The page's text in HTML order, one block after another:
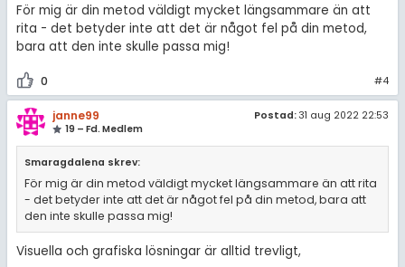
För mig är din metod väldigt mycket längsammare än att
rita - det betyder inte att det är något fel på din metod,
bara att den inte skulle passa mig!
0 #4
janne99
19 – Fd. Medlem
Postad: 31 aug 2022 22:53
Smaragdalena skrev:
För mig är din metod väldigt mycket längsammare än att rita
- det betyder inte att det är något fel på din metod, bara att
den inte skulle passa mig!
Visuella och grafiska lösningar är alltid trevligt,